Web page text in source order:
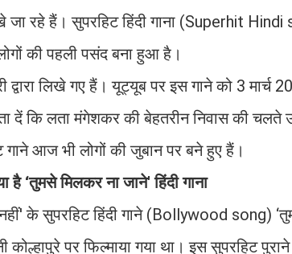
जा रहे हैं। सुपरहिट हिंदी गाना (Superhit
की पहली पसंद बना हुआ है।
लिखे गए हैं। यूट्यूब पर इस गाने को 3 मार्च
कि लता मंगेशकर की बेहतरीन निवास की चलते
गाने आज भी लोगों की जुबान पर बने हुए हैं।
है ‘तुमसे मिलकर ना जाने' हिंदी गाना
के सुपरहिट हिंदी गाने (Bollywood song)
पर फिल्माया गया था। इस सुपरहिट पुराने